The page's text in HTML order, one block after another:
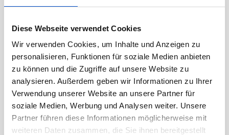
Diese Webseite verwendet Cookies
Wir verwenden Cookies, um Inhalte und Anzeigen zu
personalisieren, Funktionen für soziale Medien anbieten
zu können und die Zugriffe auf unsere Website zu
analysieren. Außerdem geben wir Informationen zu Ihrer
Verwendung unserer Website an unsere Partner für
soziale Medien, Werbung und Analysen weiter. Unsere
Partner führen diese Informationen möglicherweise mit
weiteren Daten zusammen, die Sie ihnen bereitgestellt
IT System Engineer
(w/m/d) Network-
Security
Vollzeit
Veröffentlicht vor 1 Jahr
60000 - 85000 EUR / Jahr
Die Bewerbungen sind abgeschlossen